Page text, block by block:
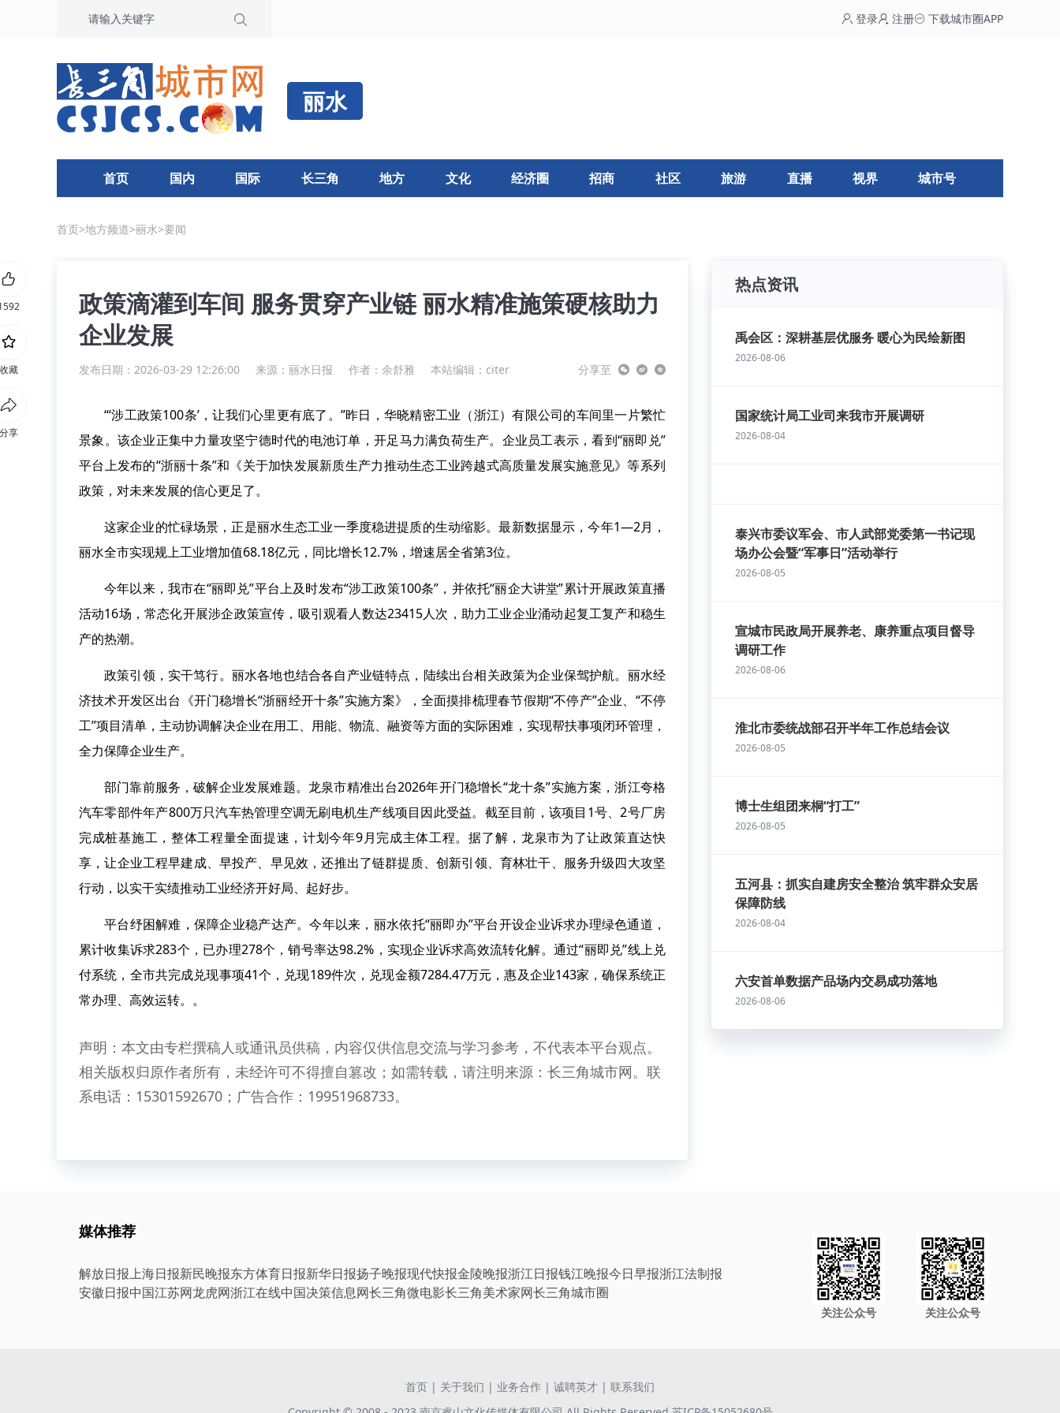
登录 注册 下载城市圈APP
丽水
首页 国内 国际 长三角 地方 文化 经济圈 招商 社区 旅游 直播 视界 城市号
首页>地方频道>丽水>要闻
政策滴灌到车间 服务贯穿产业链 丽水精准施策硬核助力
企业发展
发布日期：2026-03-29 12:26:00 来源： 丽水日报 作者：余舒雅 本站编辑：citer 分享至
“‘涉工政策100条’，让我们心里更有底了。”昨日，华晓精密工业（浙江）有限公司的车间里一片繁忙
景象。该企业正集中力量攻坚宁德时代的电池订单，开足马力满负荷生产。企业员工表示，看到“丽即兑”
平台上发布的“浙丽十条”和《关于加快发展新质生产力推动生态工业跨越式高质量发展实施意见》等系列
政策，对未来发展的信心更足了。
这家企业的忙碌场景，正是丽水生态工业一季度稳进提质的生动缩影。最新数据显示，今年1—2月，
丽水全市实现规上工业增加值68.18亿元，同比增长12.7%，增速居全省第3位。
今年以来，我市在“丽即兑”平台上及时发布“涉工政策100条”，并依托“丽企大讲堂”累计开展政策直播
活动16场，常态化开展涉企政策宣传，吸引观看人数达23415人次，助力工业企业涌动起复工复产和稳生
产的热潮。
政策引领，实干笃行。丽水各地也结合各自产业链特点，陆续出台相关政策为企业保驾护航。丽水经
济技术开发区出台《开门稳增长“浙丽经开十条”实施方案》，全面摸排梳理春节假期“不停产”企业、“不停
工”项目清单，主动协调解决企业在用工、用能、物流、融资等方面的实际困难，实现帮扶事项闭环管理，
全力保障企业生产。
部门靠前服务，破解企业发展难题。龙泉市精准出台2026年开门稳增长“龙十条”实施方案，浙江夸格
汽车零部件年产800万只汽车热管理空调无刷电机生产线项目因此受益。截至目前，该项目1号、2号厂房
完成桩基施工，整体工程量全面提速，计划今年9月完成主体工程。据了解，龙泉市为了让政策直达快
享，让企业工程早建成、早投产、早见效，还推出了链群提质、创新引领、育林壮干、服务升级四大攻坚
行动，以实干实绩推动工业经济开好局、起好步。
平台纾困解难，保障企业稳产达产。今年以来，丽水依托“丽即办”平台开设企业诉求办理绿色通道，
累计收集诉求283个，已办理278个，销号率达98.2%，实现企业诉求高效流转化解。通过“丽即兑”线上兑
付系统，全市共完成兑现事项41个，兑现189件次，兑现金额7284.47万元，惠及企业143家，确保系统正
常办理、高效运转。。
声明：本文由专栏撰稿人或通讯员供稿，内容仅供信息交流与学习参考，不代表本平台观点。
相关版权归原作者所有，未经许可不得擅自篡改；如需转载，请注明来源：长三角城市网。联
系电话：15301592670；广告合作：19951968733。
热点资讯
禹会区：深耕基层优服务 暖心为民绘新图
2026-08-06
国家统计局工业司来我市开展调研
2026-08-04
泰兴市委议军会、市人武部党委第一书记现
场办公会暨“军事日”活动举行
2026-08-05
宣城市民政局开展养老、康养重点项目督导
调研工作
2026-08-06
淮北市委统战部召开半年工作总结会议
2026-08-05
博士生组团来桐“打工”
2026-08-05
五河县：抓实自建房安全整治 筑牢群众安居
保障防线
2026-08-04
六安首单数据产品场内交易成功落地
2026-08-06
收藏
分享
媒体推荐
解放日报上海日报新民晚报东方体育日报新华日报扬子晚报现代快报金陵晚报浙江日报钱江晚报今日早报浙江法制报
安徽日报中国江苏网龙虎网浙江在线中国决策信息网长三角微电影长三角美术家网长三角城市圈
关注公众号 关注公众号
首页 | 关于我们 | 业务合作 | 诚聘英才 | 联系我们